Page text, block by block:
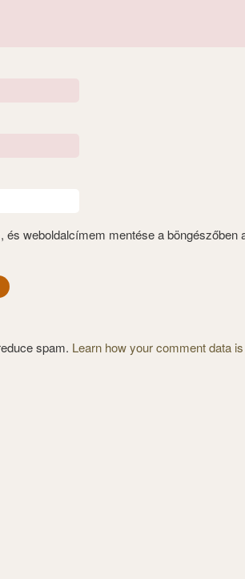
és weboldalcímem mentése a böngészőben
spam. Learn how your comment data